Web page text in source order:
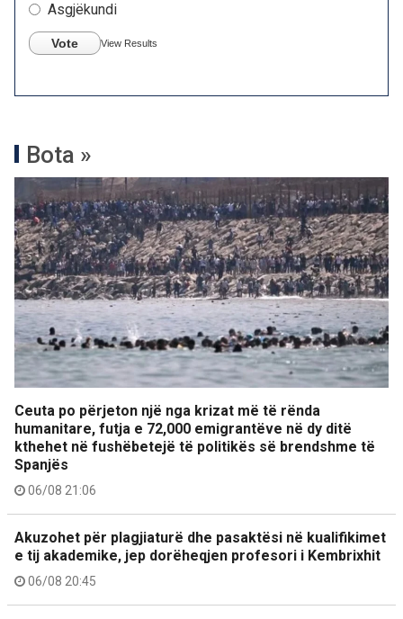
Asgjëkundi
Vote View Results
Bota »
Ceuta po përjeton një nga krizat më të rënda
humanitare, futja e 72,000 emigrantëve në dy ditë
kthehet në fushëbetejë të politikës së brendshme të
Spanjës
06/08 21:06
Akuzohet për plagjiaturë dhe pasaktësi në kualifikimet
e tij akademike, jep dorëheqjen profesori i Kembrixhit
06/08 20:45